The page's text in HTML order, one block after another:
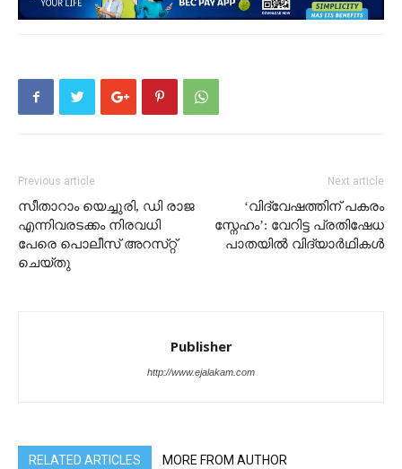
Previous article
സീതാറാം യെച്ചുരി, ഡി രാജ
എന്നിവരടക്കം നിരവധി
പേരെ പൊലീസ്‌ അറസ്‌റ്റ്‌
ചെയ്‌തു
Next article
‘വിദ്വേഷത്തിന് പകരം
സ്നേഹം‌’: വേറിട്ട പ്രതിഷേധ
പാതയിൽ വിദ്യാർഥികൾ
Publisher
http://www.ejalakam.com
RELATED ARTICLES MORE FROM AUTHOR